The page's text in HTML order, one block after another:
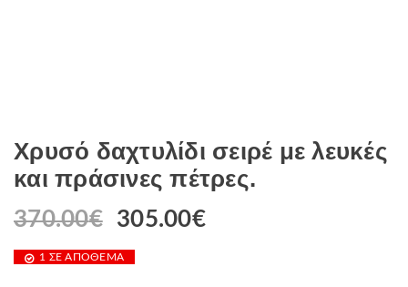
Χρυσό δαχτυλίδι σειρέ με λευκές
και πράσινες πέτρες.
370.00€
Original
was:
305.00€Η
1 ΣΕ ΑΠΌΘΕΜΑ